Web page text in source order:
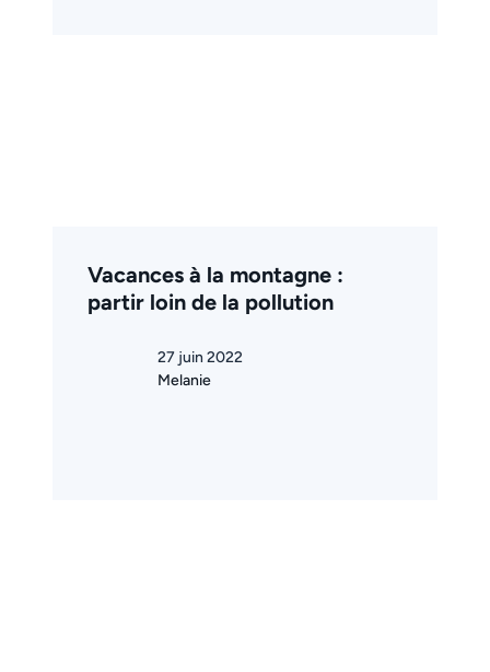
Vacances à la montagne :
partir loin de la pollution
27 juin 2022
Melanie